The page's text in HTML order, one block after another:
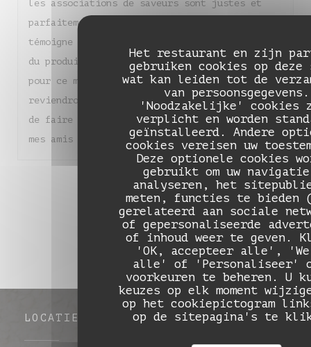
Het restaurant en zijn
gebruiken cookies op
wat kan leiden tot de
van persoonsgegevens.
'Noodzakelijke' cookies
verplicht en worden
geïnstalleerd. Andere
cookies vereisen uw
Deze optionele cookies
gebruikt om uw
analyseren, het
meten, functies te
gerelateerd aan sociale
of gepersonaliseerde
of inhoud weer te geven.
'OK, accepteer alle',
alle' of 'Personaliseer'
voorkeuren te beheren. U
keuzes op elk moment
op het cookiepictogram
op de sitepagina's te
les associations de saveurs sont justes et
parfaitement équilibrées. Chaque assiette
témoigne d'un réel savoir-faire et d'un amour
du produit. Un grand bravo à toute l'équipe
pour ce moment de pure gourmandise. Nous
reviendrons sans hésiter et je suis heureuse
de faire découvrir ce magnifique endroit à
mes amis !
2 3
LOCATIE